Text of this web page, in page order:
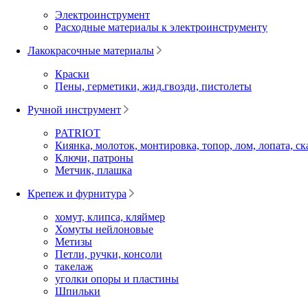
Электроинструмент
Расходные материалы к электроинструменту
Лакокрасочные материалы
Краски
Пены, герметики, жид.гвозди, пистолеты
Ручной инструмент
PATRIOT
Киянка, молоток, монтировка, топор, лом, лопата,
Ключи, патроны
Метчик, плашка
Крепеж и фурнитура
хомут, клипса, кляймер
Хомуты нейлоновые
Метизы
Петли, ручки, консоли
такелаж
уголки опоры и пластины
Шпильки